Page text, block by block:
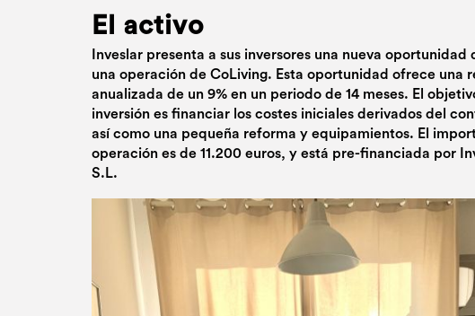
El activo
Inveslar presenta a sus inversores una nueva oportunidad
una operación de CoLiving. Esta oportunidad ofrece una
anualizada de un 9% en un periodo de 14 meses. El
inversión es financiar los costes iniciales derivados del
así como una pequeña reforma y equipamientos. El
operación es de 11.200 euros, y está pre-financiada por
S.L.